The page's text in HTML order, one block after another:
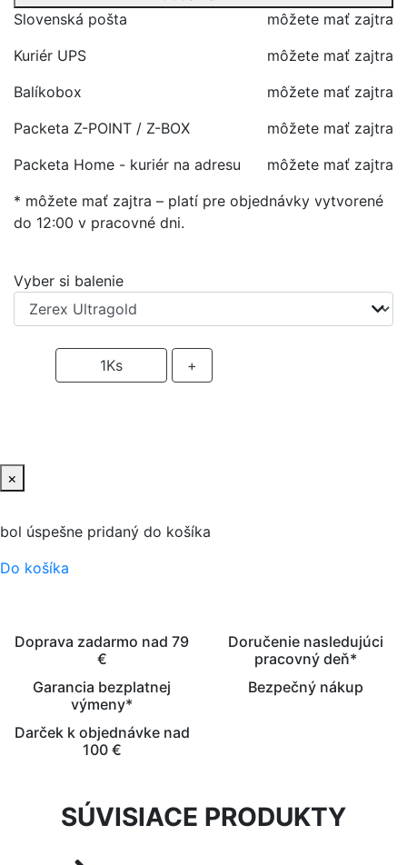
Slovenská pošta
môžete mať zajtra
Kuriér UPS
môžete mať zajtra
Balíkobox
môžete mať zajtra
Packeta Z-POINT / Z-BOX
môžete mať zajtra
Packeta Home - kuriér na adresu
môžete mať zajtra
* môžete mať zajtra – platí pre objednávky vytvorené
do 12:00 v pracovné dni.
Vyber si balenie
1Ks +
×
bol úspešne pridaný do košíka
Do košíka
Doprava zadarmo nad 79
€
Doručenie nasledujúci
pracovný deň*
Garancia bezplatnej
výmeny*
Bezpečný nákup
Darček k objednávke nad
100 €
SÚVISIACE PRODUKTY